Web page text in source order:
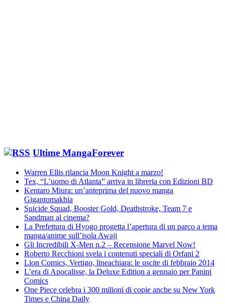
Ultime MangaForever
Warren Ellis rilancia Moon Knight a marzo!
Tex, “L’uomo di Atlanta” arriva in libreria con Edizioni BD
Kentaro Miura: un’anteprima del nuovo manga
Gigantomakhia
Suicide Squad, Booster Gold, Deathstroke, Team 7 e
Sandman al cinema?
La Prefettura di Hyogo progetta l’apertura di un parco a tema
manga/anime sull’isola Awaji
Gli Incredibili X-Men n.2 – Recensione Marvel Now!
Roberto Recchioni svela i contenuti speciali di Orfani 2
Lion Comics, Vertigo, lineachiara: le uscite di febbraio 2014
L’era di Apocalisse, la Deluxe Edition a gennaio per Panini
Comics
One Piece celebra i 300 milioni di copie anche su New York
Times e China Daily